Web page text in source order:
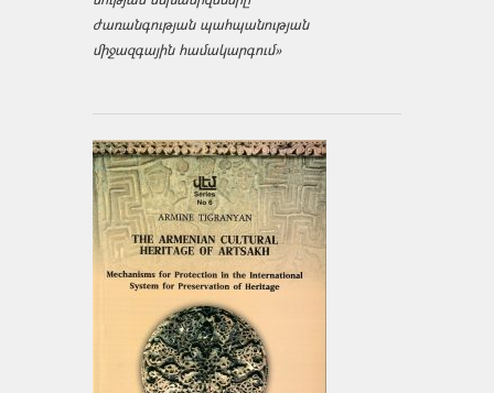
ժառանգության պահպանության
միջազ­գային համակարգում»